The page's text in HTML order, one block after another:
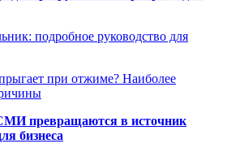
подробное руководство для
при отжиме? Наиболее
превращаются в источник
бизнеса